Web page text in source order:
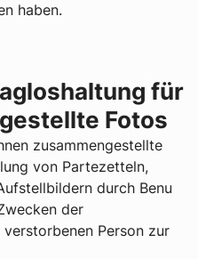
haben.
für
Fotos
zusammengestellte
von Partezetteln,
durch Benu
der
Person zur